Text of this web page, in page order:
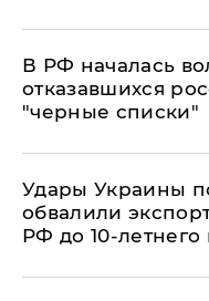
​В РФ началась
отказавшихся
"черные списки"
Удары Украины
обвалили
РФ до 10-